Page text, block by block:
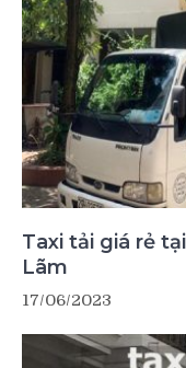
Taxi tải giá rẻ
Lãm
17/06/2023